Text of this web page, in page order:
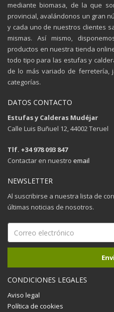
mediante biomasa, de la que
provincial, avalándonos un gran
y cada uno de nuestros clientes
mismas. Así mismo,
productos en nuestra tienda
todo tipo para las estufas y
de lo más variado de ferretería,
categorías.
DATOS CONTACTO
Estufas y Calderas Mudéjar
Calle Luis Buñuel 12, 44002 Teruel
Tlf. +34 978 093 847
Contactar en nuestro email
NEWSLETTER
Al suscribirse a nuestra lista de
últimas noticias de nosotros.
CONDICIONES LEGALES
Aviso legal
Política de cookies